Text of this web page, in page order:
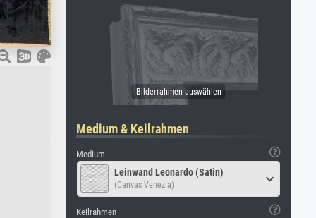
Medium & Keilrahmen
Medium
Leinwand Leonardo (Satin)
(Canvas Venezia)
Keilrahmen